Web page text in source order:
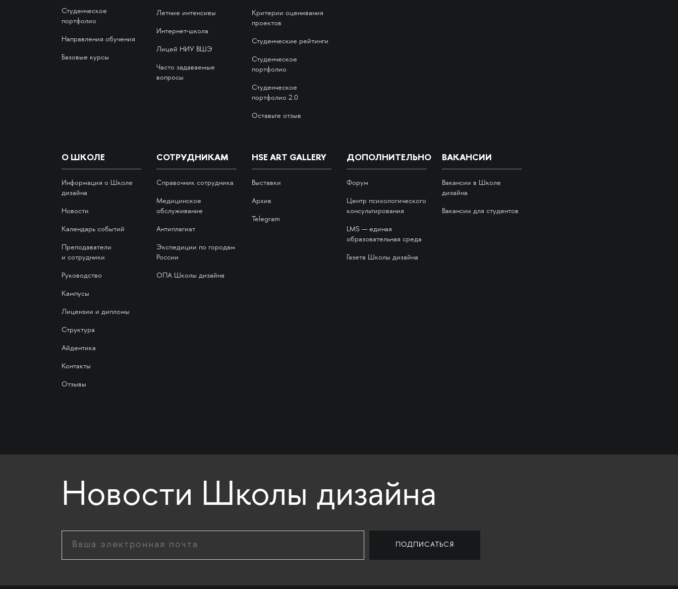
Студенческое
портфолио
Направления обучения
Базовые курсы
Летние интенсивы
Интернет-школа
Лицей НИУ ВШЭ
Часто задаваемые
вопросы
Критерии оценивания
проектов
Студенческие рейтинги
Студенческое
портфолио
Студенческое
портфолио 2.0
Оставьте отзыв
О ШКОЛЕ
Информация о Школе
дизайна
Новости
Календарь событий
Преподаватели
и сотрудники
Руководство
Кампусы
Лицензии и дипломы
Структура
Айдентика
Контакты
Отзывы
СОТРУДНИКАМ
Справочник сотрудника
Медицинское
обслуживание
Антиплагиат
Экспедиции по городам
России
ОПА Школы дизайна
HSE ART GALLERY
Выставки
Архив
Telegram
ДОПОЛНИТЕЛЬНО
Форум
Центр психологического
консультирования
LMS — единая
образовательная среда
Газета Школы дизайна
ВАКАНСИИ
Вакансии в Школе
дизайна
Вакансии для студентов
Новости Школы дизайна